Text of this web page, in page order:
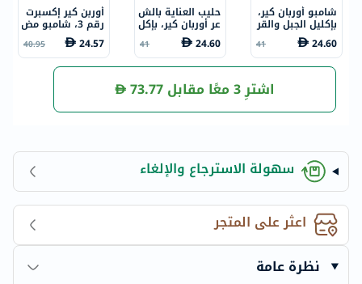
شامبو أوربان كير،
بإكليل الجبل والقر
نفل للشعر الضعي
ف 350 مل
24.60
41
حليب العناية بالش
عر أوربان كير، بإكل
يل الجبل والقرنفل
للشعر الضعيف 20
0 مل
24.60
41
أوربن كير إكسبرت
رقم 3، شامبو مض
اد لتساقط الشعر
بالبيوتين والكافي
ين 350 مل
24.57
40.95
اشترِ 3 معًا مقابل 73.77
سهولة الاسترجاع والإلغاء
اعثر على المتجر
نظرة عامة